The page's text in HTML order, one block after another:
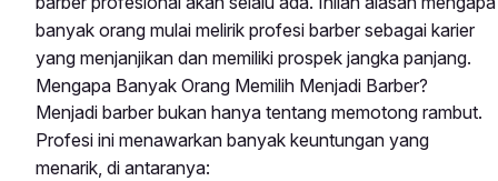
banyak orang mulai melirik profesi barber sebagai karier
yang menjanjikan dan memiliki prospek jangka panjang.
Mengapa Banyak Orang Memilih Menjadi Barber?
Menjadi barber bukan hanya tentang memotong rambut.
Profesi ini menawarkan banyak keuntungan yang
menarik, di antaranya: